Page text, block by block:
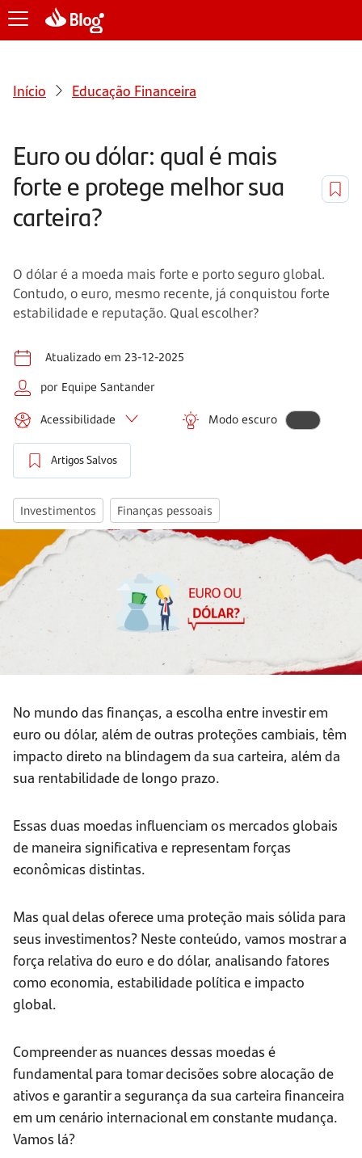
Início Educação Financeira
Euro ou dólar: qual é mais
forte e protege melhor sua
carteira?
O dólar é a moeda mais forte e porto seguro global.
Contudo, o euro, mesmo recente, já conquistou forte
estabilidade e reputação. Qual escolher?
Atualizado em 23-12-2025
por Equipe Santander
Acessibilidade Modo escuro
Artigos Salvos
Investimentos Finanças pessoais
No mundo das finanças, a escolha entre investir em
euro ou dólar, além de outras proteções cambiais, têm
impacto direto na blindagem da sua carteira, além da
sua rentabilidade de longo prazo.
Essas duas moedas influenciam os mercados globais
de maneira significativa e representam forças
econômicas distintas.
Mas qual delas oferece uma proteção mais sólida para
seus investimentos? Neste conteúdo, vamos mostrar a
força relativa do euro e do dólar, analisando fatores
como economia, estabilidade política e impacto
global.
Compreender as nuances dessas moedas é
fundamental para tomar decisões sobre alocação de
ativos e garantir a segurança da sua carteira financeira
em um cenário internacional em constante mudança.
Vamos lá?